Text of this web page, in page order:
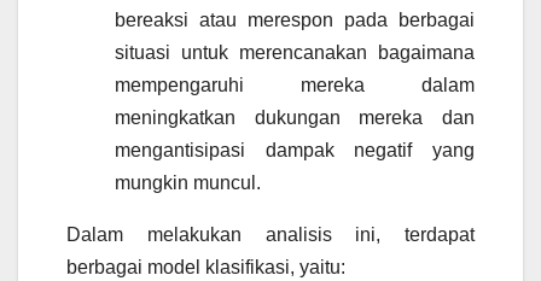
bereaksi atau merespon pada berbagai
situasi untuk merencanakan bagaimana
mempengaruhi mereka dalam
meningkatkan dukungan mereka dan
mengantisipasi dampak negatif yang
mungkin muncul.
Dalam melakukan analisis ini, terdapat
berbagai model klasifikasi, yaitu: